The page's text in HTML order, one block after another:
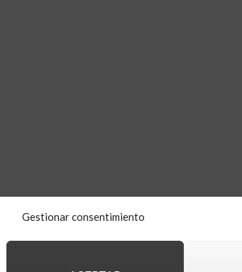
Gestionar consentimiento